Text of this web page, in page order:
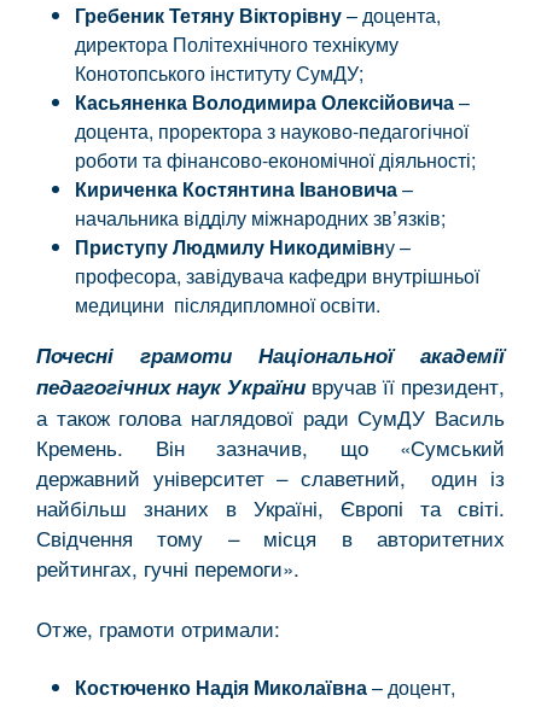
Гребеник Тетяну Вікторівну– доцента,
директора Політехнічного технікуму
Конотопського інституту СумДУ;
Касьяненка Володимира Олексійовича–
доцента, проректора з науково-педагогічної
роботи та фінансово-економічної діяльності;
Кириченка Костянтина Івановича–
начальника відділу міжнародних зв’язків;
Приступу Людмилу Никодимівну –
професора, завідувача кафедри внутрішньої
медицини післядипломної освіти.
Почесні грамоти Національної академії
педагогічних наук України вручав її президент,
а також голова наглядової ради СумДУ Василь
Кремень. Він зазначив, що «Сумський
державний університет – славетний, один із
найбільш знаних в Україні, Європі та світі.
Свідчення тому – місця в авторитетних
рейтингах, гучні перемоги».
Отже, грамоти отримали:
Костюченко Надія Миколаївна– доцент,